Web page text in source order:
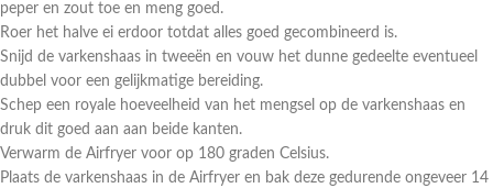
peper en zout toe en meng goed.
Roer het halve ei erdoor totdat alles goed gecombineerd is.
Snijd de varkenshaas in tweeën en vouw het dunne gedeelte eventueel
dubbel voor een gelijkmatige bereiding.
Schep een royale hoeveelheid van het mengsel op de varkenshaas en
druk dit goed aan aan beide kanten.
Verwarm de Airfryer voor op 180 graden Celsius.
Plaats de varkenshaas in de Airfryer en bak deze gedurende ongeveer 14